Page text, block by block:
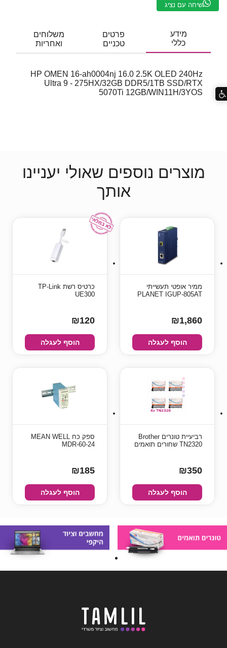
שיחה עם נציג
מידע
כללי
פרטים
טכניים
משלוחים
ואחריות
HP OMEN 16-ah0004nj 16.0 2.5K OLED 240Hz
Ultra 9 - 275HX/32GB DDR5/1TB SSD/RTX
5070Ti 12GB/WIN11H/3YOS
מוצרים נוספים שאולי יעניינו
אותך
ממיר אופטי תעשייתי
PLANET IGUP-805AT
₪1,860
הוסף לעגלה
כרטיס רשת TP-Link
UE300
₪120
הוסף לעגלה
רביעיית טונרים Brother
TN2320 שחורים תואמים
₪350
הוסף לעגלה
ספק כח MEAN WELL
MDR-60-24
₪185
הוסף לעגלה